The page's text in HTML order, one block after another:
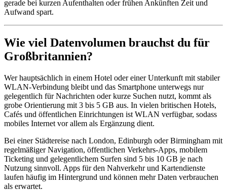
gerade bei kurzen Aufenthalten oder frühen Ankünften Zeit und
Aufwand spart.
Wie viel Datenvolumen brauchst du für
Großbritannien?
Wer hauptsächlich in einem Hotel oder einer Unterkunft mit stabiler
WLAN-Verbindung bleibt und das Smartphone unterwegs nur
gelegentlich für Nachrichten oder kurze Suchen nutzt, kommt als
grobe Orientierung mit 3 bis 5 GB aus. In vielen britischen Hotels,
Cafés und öffentlichen Einrichtungen ist WLAN verfügbar, sodass
mobiles Internet vor allem als Ergänzung dient.
Bei einer Städtereise nach London, Edinburgh oder Birmingham mit
regelmäßiger Navigation, öffentlichen Verkehrs-Apps, mobilem
Ticketing und gelegentlichem Surfen sind 5 bis 10 GB je nach
Nutzung sinnvoll. Apps für den Nahverkehr und Kartendienste
laufen häufig im Hintergrund und können mehr Daten verbrauchen
als erwartet.